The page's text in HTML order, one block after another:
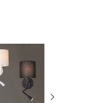
惡意使用之情
並採取法律行